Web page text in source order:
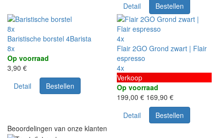
Detail
Bestellen
8x
Baristische borstel 4Barista
8x
Op voorraad
3,90 €
Detail
Bestellen
4x
Flair 2GO Grond zwart | Flair
espresso
4x
Verkoop
Op voorraad
199,00 € 169,90 €
Detail
Bestellen
Beoordelingen van onze klanten